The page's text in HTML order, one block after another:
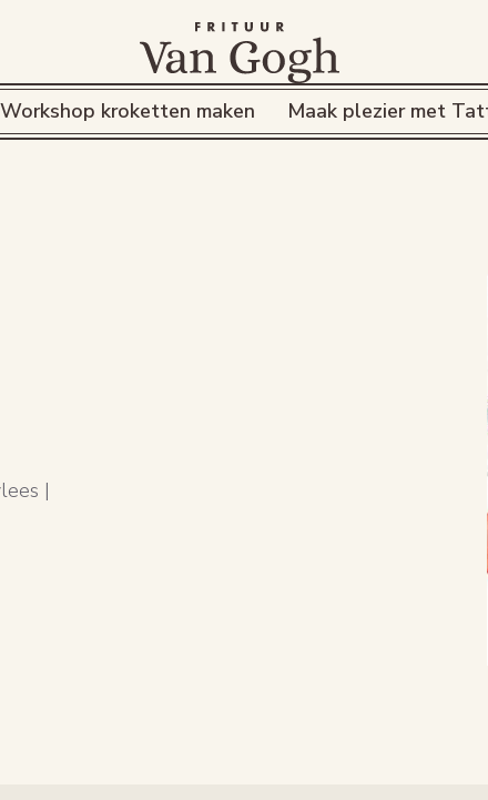
Workshop kroketten maken Maak plezier met
|